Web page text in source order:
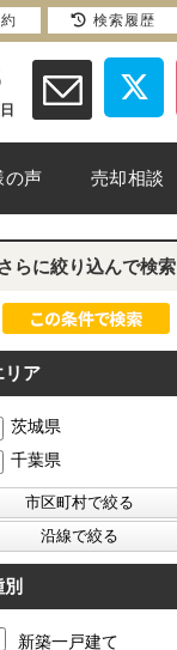
の声 売却相談
さらに絞り込んで検索
リア
茨城県
千葉県
新築一戸建て
検索履歴